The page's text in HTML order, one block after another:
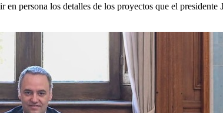
persona los detalles de los proyectos que el presidente